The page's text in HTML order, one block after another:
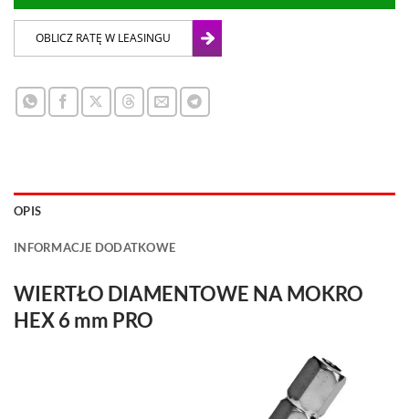
OPIS
INFORMACJE DODATKOWE
WIERTŁO DIAMENTOWE NA MOKRO
HEX 6 mm PRO